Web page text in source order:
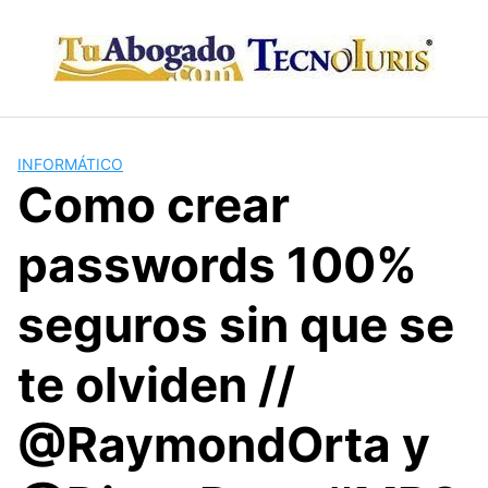
content
INFORMÁTICO
Como crear
passwords 100%
seguros sin que se
te olviden //
@RaymondOrta y